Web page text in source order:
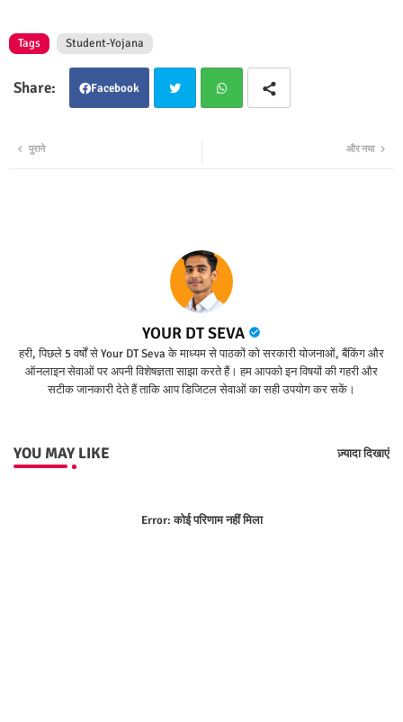
Tags Student-Yojana
Facebook
और नया
पुराने
YOUR DT SEVA
हरी, पिछले 5 वर्षों से Your DT Seva के माध्यम से पाठकों को सरकारी योजनाओं, बैंकिंग और
ऑनलाइन सेवाओं पर अपनी विशेषज्ञता साझा करते हैं। हम आपको इन विषयों की गहरी और
सटीक जानकारी देते हैं ताकि आप डिजिटल सेवाओं का सही उपयोग कर सकें।
YOU MAY LIKE ज़्यादा दिखाएं
Error:कोई परिणाम नहीं मिला